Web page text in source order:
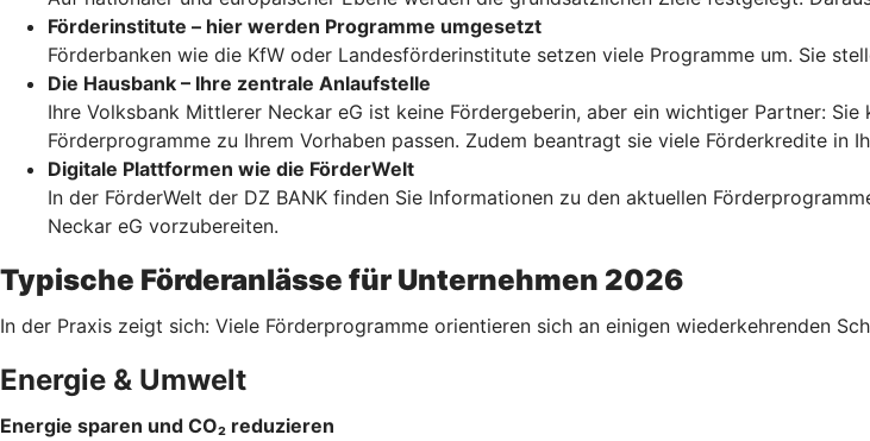
Förderinstitute – hier werden Programme umgesetzt
Förderbanken wie die KfW oder Landesförderinstitute setzen viele Programme um. Sie
Die Hausbank – Ihre zentrale Anlaufstelle
Ihre Volksbank Mittlerer Neckar eG ist keine Fördergeberin, aber ein wichtiger Partner:
Förderprogramme zu Ihrem Vorhaben passen. Zudem beantragt sie viele Förderkredite in
Digitale Plattformen wie die FörderWelt
In der FörderWelt der DZ BANK finden Sie Informationen zu den aktuellen
Neckar eG vorzubereiten.
Typische Förderanlässe für Unternehmen 2026
In der Praxis zeigt sich: Viele Förderprogramme orientieren sich an einigen wiederkehrenden
Energie & Umwelt
Energie sparen und CO₂ reduzieren